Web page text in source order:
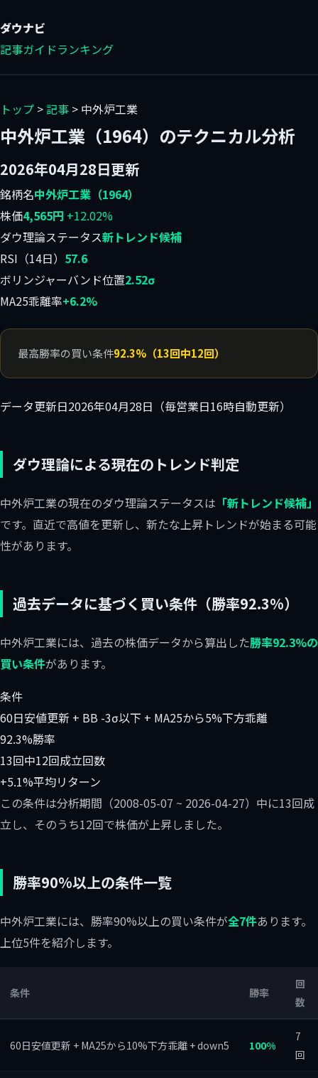
ダウナビ
記事ガイドランキング
トップ >記事 > 中外炉工業
中外炉工業（1964）のテクニカル分析
2026年04月28日更新
銘柄名中外炉工業（1964）
株価4,565円 +12.02%
ダウ理論ステータス新トレンド候補
RSI（14日） 57.6
ボリンジャーバンド位置2.52σ
MA25乖離率+6.2%
最高勝率の買い条件92.3%（13回中12回）
データ更新日2026年04月28日（毎営業日16時自動更新）
ダウ理論による現在のトレンド判定
中外炉工業の現在のダウ理論ステータスは 「新トレンド候補」
です。直近で高値を更新し、新たな上昇トレンドが始まる可能
性があります。
過去データに基づく買い条件（勝率92.3%）
中外炉工業には、過去の株価データから算出した勝率92.3%の
買い条件があります。
条件
60日安値更新 + BB -3σ以下 + MA25から5%下方乖離
92.3%勝率
13回中12回成立回数
+5.1%平均リターン
この条件は分析期間（2008-05-07 ~ 2026-04-27）中に13回成
立し、そのうち12回で株価が上昇しました。
勝率90%以上の条件一覧
中外炉工業には、勝率90%以上の買い条件が全7件あります。
上位5件を紹介します。
条件 勝率
回
数
60日安値更新 + MA25から10%下方乖離 + down5 100%
7
回